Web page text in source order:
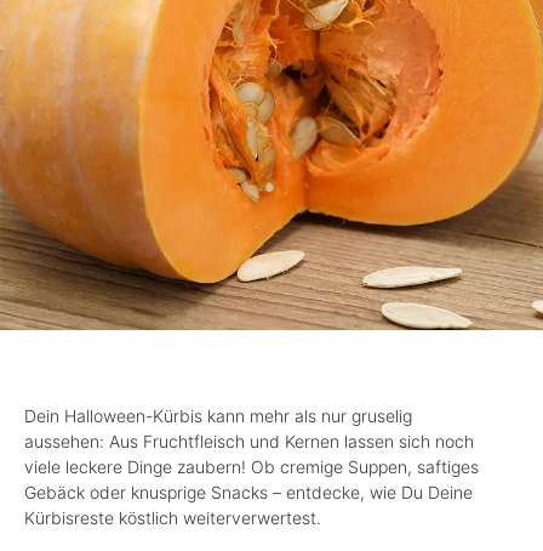
Dein Halloween-Kürbis kann mehr als nur gruselig
aussehen: Aus Fruchtfleisch und Kernen lassen sich noch
viele leckere Dinge zaubern! Ob cremige Suppen, saftiges
Gebäck oder knusprige Snacks – entdecke, wie Du Deine
Kürbisreste köstlich weiterverwertest.